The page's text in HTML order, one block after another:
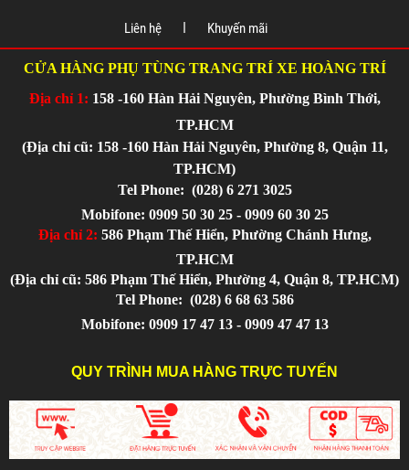
Liên hệ Khuyến mãi
CỬA HÀNG PHỤ TÙNG TRANG TRÍ XE HOÀNG TRÍ
Địa chỉ 1: 158 -160 Hàn Hải Nguyên, Phường Bình Thới,
TP.HCM
(Địa chỉ cũ: 158 -160 Hàn Hải Nguyên, Phường 8, Quận 11,
TP.HCM)
Tel Phone: (028) 6 271 3025
Mobifone: 0909 50 30 25 - 0909 60 30 25
Địa chỉ 2: 586 Phạm Thế Hiển, Phường Chánh Hưng,
TP.HCM
(Địa chỉ cũ: 586 Phạm Thế Hiển, Phường 4, Quận 8, TP.HCM)
Tel Phone: (028) 6 68 63 586
Mobifone: 0909 17 47 13 - 0909 47 47 13
QUY TRÌNH MUA HÀNG TRỰC TUYẾN